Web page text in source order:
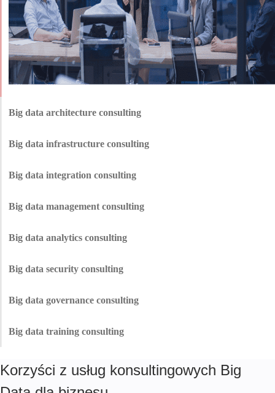
Big data architecture consulting
komponentów należy użyć i jak powinny one przepływać. Właściwa
architektura pomaga zmaksymalizować wydajność i obniżyć całkowity koszt
Big data infrastructure consulting
Twoje zasoby są zoptymalizowane i zrównoważone. Krok po kroku
pomagamy uczynić systemy przyszłościowymi i skalowalnymi.
Big data integration consulting
dogłębna wiedza w zakresie potoków ETL/ELT i interfejsów API pomaga
ujednolicić rozłączone systemy w stabilny, pojedynczy ekosystem.
Big data management consulting
dostępne i bezpieczne. Nasze zaufane metody i narzędzia nadają strukturę
nawet najbardziej złożonym scenariuszom.
Big data analytics consulting
zbiorów danych. Korzystamy z najnowocześniejszych platform
analitycznych, pulpitów nawigacyjnych i modeli ML, aby generować
Big data security consulting
zaawansowanemu szyfrowaniu i maskowaniu. Nasza jednostka DevSecOps
wdraża zabezpieczenia jako kod, aby zapobiec naruszeniom i obniżyć
Big data governance consulting
ich duże zbiory danych. Dzięki temu dane są dokładne i zgodne z
przepisami, takimi jak RODO i HIPAA.
Big data training consulting
wewnętrznego w celu skutecznego zarządzania potencjałem danych.
Korzyści z usług konsultingowych Big